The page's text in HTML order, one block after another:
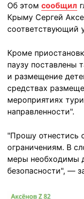
Об этом сообщил
Крыму Сергей
соответствующий
Кроме
паузу поставлены
и размещение
средствах
мероприятиях
направленности".
"Прошу отнестись
ограничениям. В
меры необходимы
безопасности", —